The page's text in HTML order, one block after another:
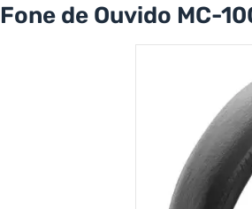
Fone de Ouvido MC-